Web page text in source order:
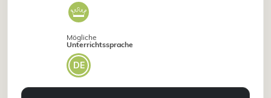
Mögliche
Unterrichtssprache
DE